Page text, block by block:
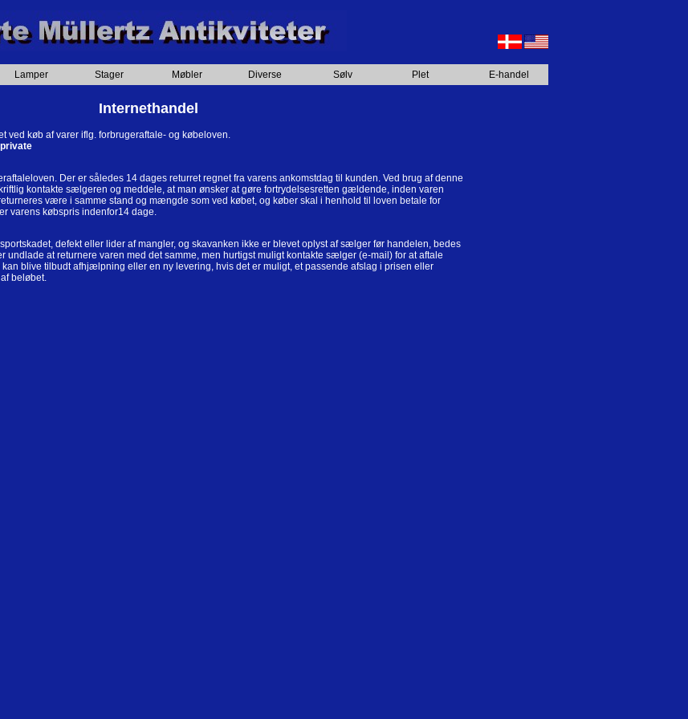
Lamper Stager Møbler Diverse Sølv Plet E-handel
Internethandel
ved køb af varer iflg. forbrugeraftale- og købeloven.
private
Der er således 14 dages returret regnet fra varens ankomstdag til kunden. Ved brug af denne
kontakte sælgeren og meddele, at man ønsker at gøre fortrydelsesretten gældende, inden varen
være i samme stand og mængde som ved købet, og køber skal i henhold til loven betale for
varens købspris indenfor14 dage.
defekt eller lider af mangler, og skavanken ikke er blevet oplyst af sælger før handelen, bedes
undlade at returnere varen med det samme, men hurtigst muligt kontakte sælger (e-mail) for at aftale
blive tilbudt afhjælpning eller en ny levering, hvis det er muligt, et passende afslag i prisen eller
beløbet.